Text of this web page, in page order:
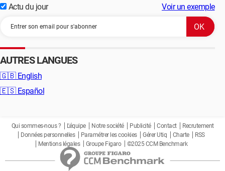
Actu du jour Voir un exemple
AUTRES LANGUES
🇬🇧 English
🇪🇸 Español
Qui sommes-nous ? L'équipe Notre société Publicité Contact
Recrutement
Données personnelles
Paramétrer les cookies Gérer Utiq Charte
RSS
Mentions légales
Groupe Figaro ©2025 CCM Benchmark